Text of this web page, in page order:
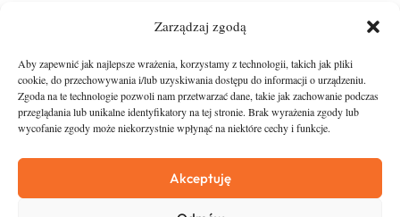
Zarządzaj zgodą
Aby zapewnić jak najlepsze wrażenia, korzystamy z technologii, takich jak pliki
cookie, do przechowywania i/lub uzyskiwania dostępu do informacji o urządzeniu.
Zgoda na te technologie pozwoli nam przetwarzać dane, takie jak zachowanie podczas
przeglądania lub unikalne identyfikatory na tej stronie. Brak wyrażenia zgody lub
wycofanie zgody może niekorzystnie wpłynąć na niektóre cechy i funkcje.
Akceptuję
Asfalt
O nas
Zostań Patronem